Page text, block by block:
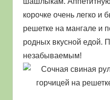
корочке очень легко и
решетке на мангале и
родных вкусной едой.
незабываемым!